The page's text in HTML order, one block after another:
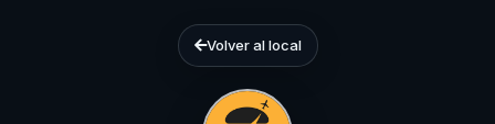
Volver al local